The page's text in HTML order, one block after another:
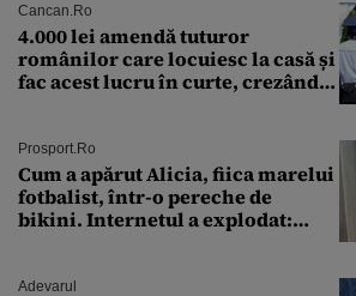
Cancan.ro
4.000 lei amendă tuturor
românilor care locuiesc la casă și
fac acest lucru în curte, crezând
Prosport.ro
Cum a apărut Alicia, fiica marelui
fotbalist, într-o pereche de
bikini. Internetul a explodat:
Adevarul